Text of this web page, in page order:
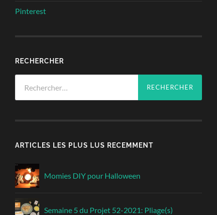
Pinterest
RECHERCHER
ARTICLES LES PLUS LUS RECEMMENT
Momies DIY pour Halloween
Semaine 5 du Projet 52-2021: Pliage(s)